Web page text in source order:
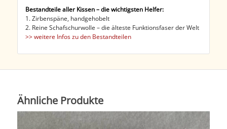
Bestandteile aller Kissen – die wichtigsten Helfer:
1. Zirbenspäne, handgehobelt
2. Reine Schafschurwolle – die älteste Funktionsfaser der Welt
>> weitere Infos zu den Bestandteilen
Ähnliche Produkte